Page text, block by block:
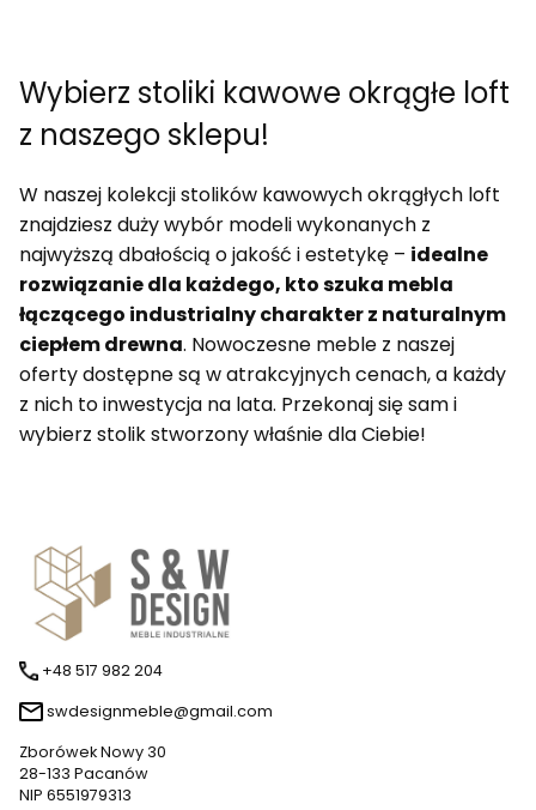
Wybierz stoliki kawowe okrągłe loft
z naszego sklepu!
W naszej kolekcji stolików kawowych okrągłych loft
znajdziesz duży wybór modeli wykonanych z
najwyższą dbałością o jakość i estetykę – idealne
rozwiązanie dla każdego, kto szuka mebla
łączącego industrialny charakter z naturalnym
ciepłem drewna. Nowoczesne meble z naszej
oferty dostępne są w atrakcyjnych cenach, a każdy
z nich to inwestycja na lata. Przekonaj się sam i
wybierz stolik stworzony właśnie dla Ciebie!
+48 517 982 204
swdesignmeble@gmail.com
Zborówek Nowy 30
28-133 Pacanów
NIP 6551979313